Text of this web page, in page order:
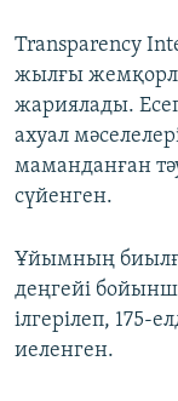
Transparency
жылғы
жариялады.
ахуал
маманданған
сүйенген.
Ұйымның
деңгейі
ілгерілеп, 175-
иеленген.